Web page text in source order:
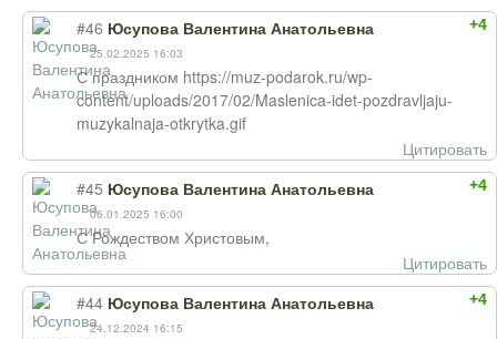
+4
#46 Юсупова Валентина Анатольевна
25.02.2025 16:03
С праздником https://muz-podarok.ru/wp-
content/uploads/2017/02/Maslenica-idet-pozdravljaju-
muzykalnaja-otkrytka.gif
Цитировать
+4
#45 Юсупова Валентина Анатольевна
06.01.2025 16:00
С Рождеством Христовым,
Цитировать
+4
#44 Юсупова Валентина Анатольевна
24.12.2024 16:15